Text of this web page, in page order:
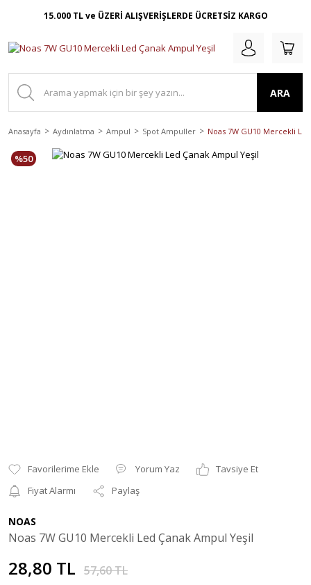
15.000 TL ve ÜZERİ ALIŞVERİŞLERDE ÜCRETSİZ KARGO
ARA
Anasayfa Aydınlatma Ampul Spot Ampuller Noas 7W GU10 Mercekli
%50
Yorum Yaz
Tavsiye Et
Fiyat Alarmı
Paylaş
NOAS
Noas 7W GU10 Mercekli Led Çanak Ampul Yeşil
28,80 TL 57,60 TL